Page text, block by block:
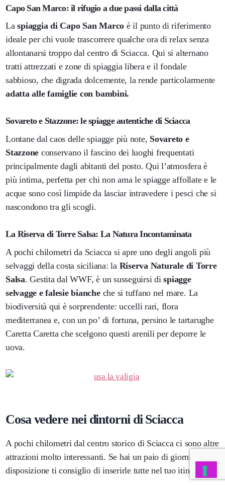
Capo San Marco: il rifugio a due passi dalla città
Laspiaggia di Capo San Marco è il punto di riferimento
ideale per chi vuole trascorrere qualche ora di relax senza
allontanarsi troppo dal centro di Sciacca. Qui si alternano
tratti attrezzati e zone di spiaggia libera e il fondale
sabbioso, che digrada dolcemente, la rende particolarmente
adatta alle famiglie con bambini.
Sovareto e Stazzone: le spiagge autentiche di Sciacca
Lontane dal caos delle spiagge più note, Sovareto e
Stazzone conservano il fascino dei luoghi frequentati
principalmente dagli abitanti del posto. Qui l’atmosfera è
più intima, perfetta per chi non ama le spiagge affollate e le
acque sono così limpide da lasciar intravedere i pesci che si
nascondono tra gli scogli.
La Riserva di Torre Salsa: La Natura Incontaminata
A pochi chilometri da Sciacca si apre uno degli angoli più
selvaggi della costa siciliana: la Riserva Naturale di Torre
Salsa. Gestita dal WWF, è un susseguirsi dispiagge
selvagge e falesie biancheche si tuffano nel mare. La
biodiversità qui è sorprendente: uccelli rari, flora
mediterranea e, con un po’ di fortuna, persino le tartarughe
Caretta Caretta che scelgono questi arenili per deporre le
uova.
Cosa vedere nei dintorni di Sciacca
A pochi chilometri dal centro storico di Sciacca ci sono altre
attrazioni molto interessanti. Se hai un paio di giorni a
disposizione ti consiglio di inserirle tutte nel tuo itinerario.